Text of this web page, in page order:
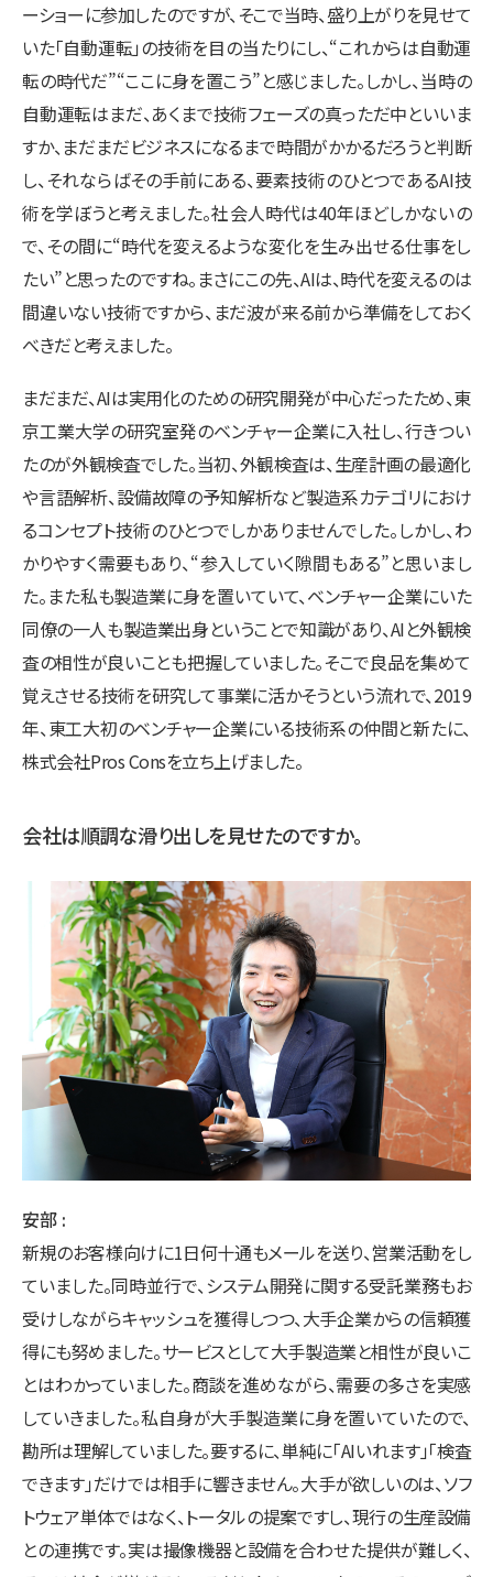
ーショーに参加したのですが、そこで当時、盛り上がりを見せて
いた「自動運転」の技術を目の当たりにし、“これからは自動運
転の時代だ”“ここに身を置こう”と感じました。しかし、当時の
自動運転はまだ、あくまで技術フェーズの真っただ中といいま
すか、まだまだビジネスになるまで時間がかかるだろうと判断
し、それならばその手前にある、要素技術のひとつであるAI技
術を学ぼうと考えました。社会人時代は40年ほどしかないの
で、その間に“時代を変えるような変化を生み出せる仕事をし
たい”と思ったのですね。まさにこの先、AIは、時代を変えるのは
間違いない技術ですから、まだ波が来る前から準備をしておく
べきだと考えました。
まだまだ、AIは実用化のための研究開発が中心だったため、東
京工業大学の研究室発のベンチャー企業に入社し、行きつい
たのが外観検査でした。当初、外観検査は、生産計画の最適化
や言語解析、設備故障の予知解析など製造系カテゴリにおけ
るコンセプト技術のひとつでしかありませんでした。しかし、わ
かりやすく需要もあり、“参入していく隙間もある”と思いまし
た。また私も製造業に身を置いていて、ベンチャー企業にいた
同僚の一人も製造業出身ということで知識があり、AIと外観検
査の相性が良いことも把握していました。そこで良品を集めて
覚えさせる技術を研究して事業に活かそうという流れで、2019
年、東工大初のベンチャー企業にいる技術系の仲間と新たに、
株式会社Pros Consを立ち上げました。
会社は順調な滑り出しを見せたのですか。
安部
新規のお客様向けに1日何十通もメールを送り、営業活動をし
ていました。同時並行で、システム開発に関する受託業務もお
受けしながらキャッシュを獲得しつつ、大手企業からの信頼獲
得にも努めました。サービスとして大手製造業と相性が良いこ
とはわかっていました。商談を進めながら、需要の多さを実感
していきました。私自身が大手製造業に身を置いていたので、
勘所は理解していました。要するに、単純に「AIいれます」「検査
できます」だけでは相手に響きません。大手が欲しいのは、ソフ
トウェア単体ではなく、トータルの提案ですし、現行の生産設備
との連携です。実は撮像機器と設備を合わせた提供が難しく、